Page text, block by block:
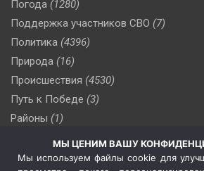
Погода (1280)
Поддержка участников СВО (7)
Политика (4396)
Природа (16)
Происшествия (4530)
Путь к Победе (3)
Районы (1)
(509)
Сельское хозяйство (3)
МЫ ЦЕНИМ ВАШУ
Мы используем файлы cookie для